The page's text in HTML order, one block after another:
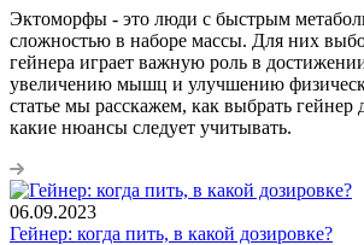
Эктоморфы - это люди с быстрым
сложностью в наборе массы. Для них
гейнера играет важную роль в
увеличению мышц и улучшению
статье мы расскажем, как выбрать гейнер
какие нюансы следует учитывать.
06.09.2023
Гейнер: когда пить, в какой дозировке?